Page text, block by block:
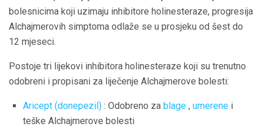
bolesnicima koji uzimaju inhibitore holinesteraze, progresija
Alchajmerovih simptoma odlaže se u prosjeku od šest do
12 mjeseci.
Postoje tri lijekovi inhibitora holinesteraze koji su trenutno
odobreni i propisani za liječenje Alchajmerove bolesti:
Aricept (donepezil) : Odobreno za blage , umerene i
teške Alchajmerove bolesti